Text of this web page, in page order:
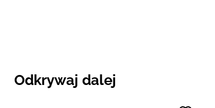
Odkrywaj dalej